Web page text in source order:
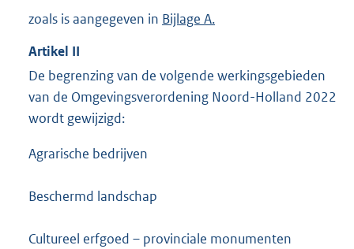
zoals is aangegeven in Bijlage A.
Artikel II
De begrenzing van de volgende werkingsgebieden
van de Omgevingsverordening Noord-Holland 2022
wordt gewijzigd:
Agrarische bedrijven
Beschermd landschap
Cultureel erfgoed – provinciale monumenten